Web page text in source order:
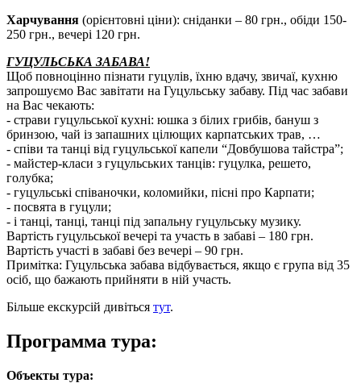
Харчування (орієнтовні ціни): сніданки – 80 грн., обіди 150-
250 грн., вечері 120 грн.
ГУЦУЛЬСЬКА ЗАБАВА!
Щоб повноцінно пізнати гуцулів, їхню вдачу, звичаї, кухню
запрошуємо Вас завітати на Гуцульську забаву. Під час забави
на Вас чекають:
- страви гуцульської кухні: юшка з білих грибів, бануш з
бринзою, чай із запашних цілющих карпатських трав, …
- співи та танці від гуцульської капели “Довбушова тайстра”;
- майстер-класи з гуцульських танців: гуцулка, решето,
голубка;
- гуцульські співаночки, коломийки, пісні про Карпати;
- посвята в гуцули;
- і танці, танці, танці під запальну гуцульську музику.
Вартість гуцульської вечері та участь в забаві – 180 грн.
Вартість участі в забаві без вечері – 90 грн.
Примітка: Гуцульська забава відбувається, якщо є група від 35
осіб, що бажають прийняти в ній участь.
Більше екскурсій дивіться тут.
Программа тура:
Объекты тура: